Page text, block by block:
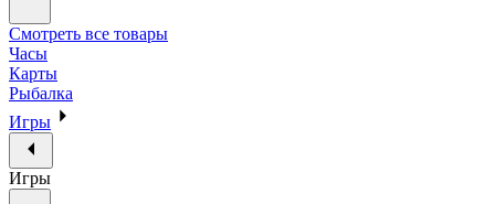
Смотреть все товары
Часы
Карты
Рыбалка
Игры
Игры